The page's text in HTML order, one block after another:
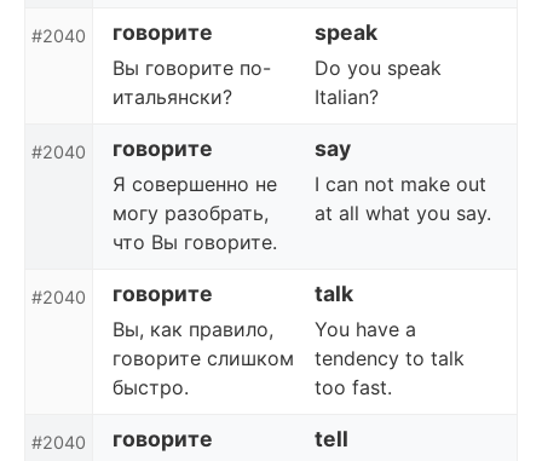
#2040 говорите speak
Вы говорите по-
итальянски?
Do you speak
Italian?
#2040 говорите say
Я совершенно не
могу разобрать,
что Вы говорите.
I can not make out
at all what you say.
#2040 говорите talk
Вы, как правило,
говорите слишком
быстро.
You have a
tendency to talk
too fast.
#2040 говорите tell